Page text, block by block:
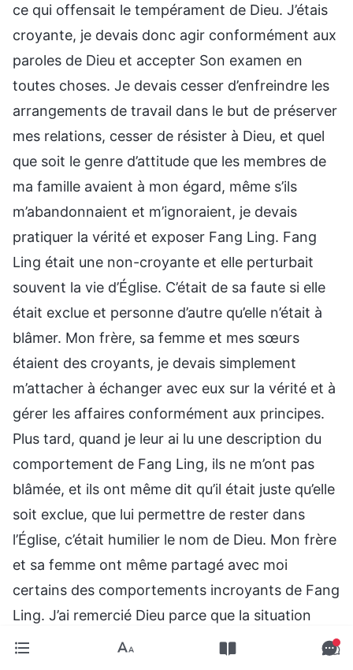
ce qui offensait le tempérament de Dieu. J’étais
croyante, je devais donc agir conformément aux
paroles de Dieu et accepter Son examen en
toutes choses. Je devais cesser d’enfreindre les
arrangements de travail dans le but de préserver
mes relations, cesser de résister à Dieu, et quel
que soit le genre d’attitude que les membres de
ma famille avaient à mon égard, même s’ils
m’abandonnaient et m’ignoraient, je devais
pratiquer la vérité et exposer Fang Ling. Fang
Ling était une non-croyante et elle perturbait
souvent la vie d’Église. C’était de sa faute si elle
était exclue et personne d’autre qu’elle n’était à
blâmer. Mon frère, sa femme et mes sœurs
étaient des croyants, je devais simplement
m’attacher à échanger avec eux sur la vérité et à
gérer les affaires conformément aux principes.
Plus tard, quand je leur ai lu une description du
comportement de Fang Ling, ils ne m’ont pas
blâmée, et ils ont même dit qu’il était juste qu’elle
soit exclue, que lui permettre de rester dans
l’Église, c’était humilier le nom de Dieu. Mon frère
et sa femme ont même partagé avec moi
certains des comportements incroyants de Fang
Ling. J’ai remercié Dieu parce que la situation
avait tourné de cette façon, et j’ai aussi pu me